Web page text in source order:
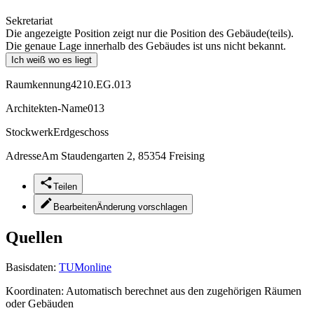
Sekretariat
Die angezeigte Position zeigt nur die Position des Gebäude(teils).
Die genaue Lage innerhalb des Gebäudes ist uns nicht bekannt.
Ich weiß wo es liegt
Raumkennung4210.EG.013
Architekten-Name013
StockwerkErdgeschoss
AdresseAm Staudengarten 2, 85354 Freising
Teilen
BearbeitenÄnderung vorschlagen
Quellen
Basisdaten: TUMonline
Koordinaten: Automatisch berechnet aus den zugehörigen Räumen
oder Gebäuden